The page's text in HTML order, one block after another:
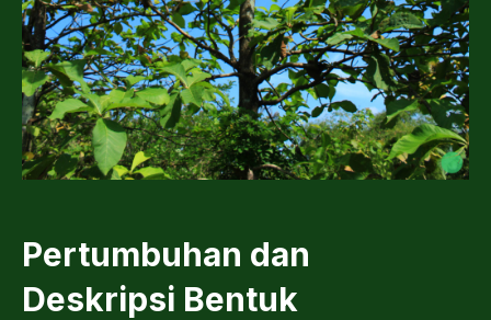
Pertumbuhan dan
Deskripsi Bentuk